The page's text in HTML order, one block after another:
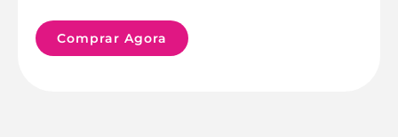
Comprar Agora